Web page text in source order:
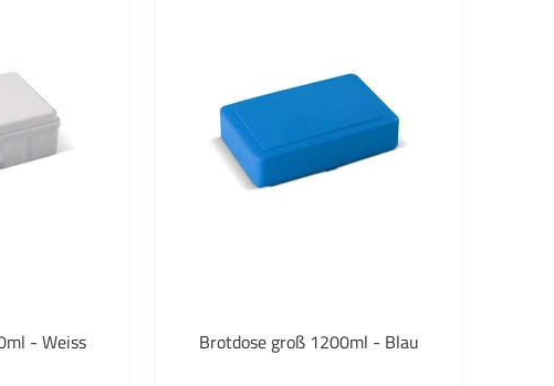
- Weiss Brotdose groß 1200ml - Blau